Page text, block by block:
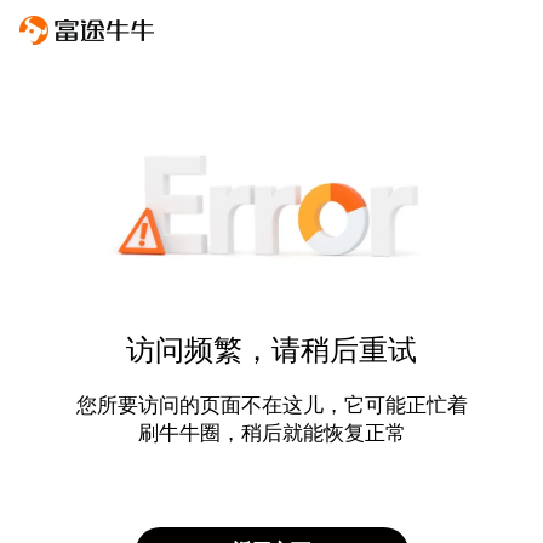
访问频繁，请稍后重试
您所要访问的页面不在这儿，它可能正忙着
刷牛牛圈，稍后就能恢复正常